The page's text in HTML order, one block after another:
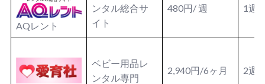
AQレント
ンタル総合サ
イト
480円/ 週 1週
ベビー用品レ
ンタル専門
2,940円/6ヶ月 2週